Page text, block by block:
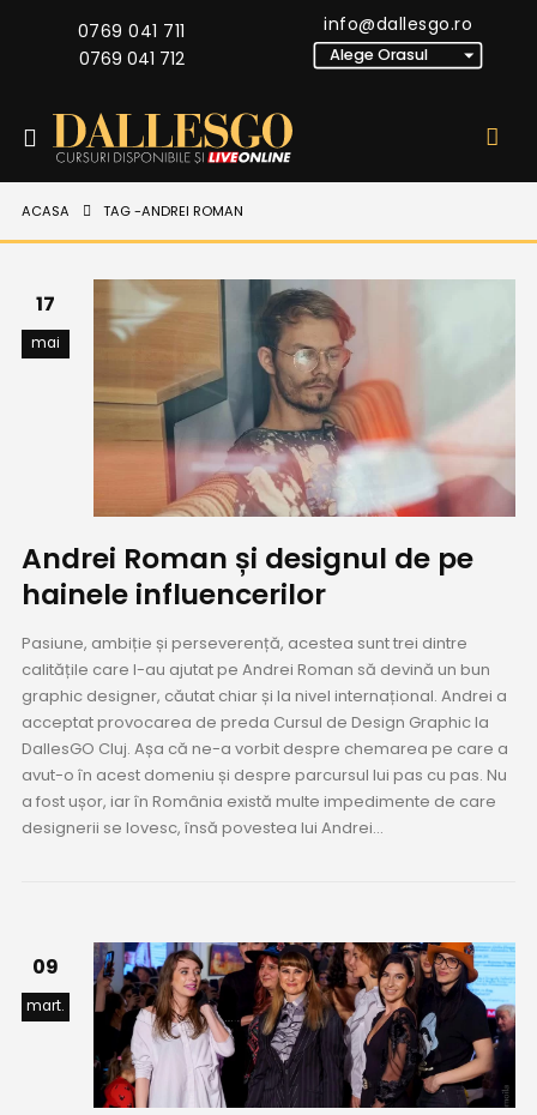
0769 041 711
0769 041 712
info@dallesgo.ro
ACASA TAG -ANDREI ROMAN
17
mai
Andrei Roman și designul de pe
hainele influencerilor
Pasiune, ambiție și perseverență, acestea sunt trei dintre
calitățile care l-au ajutat pe Andrei Roman să devină un bun
graphic designer, căutat chiar și la nivel internațional. Andrei a
acceptat provocarea de preda Cursul de Design Graphic la
DallesGO Cluj. Așa că ne-a vorbit despre chemarea pe care a
avut-o în acest domeniu și despre parcursul lui pas cu pas. Nu
a fost ușor, iar în România există multe impedimente de care
designerii se lovesc, însă povestea lui Andrei...
09
mart.